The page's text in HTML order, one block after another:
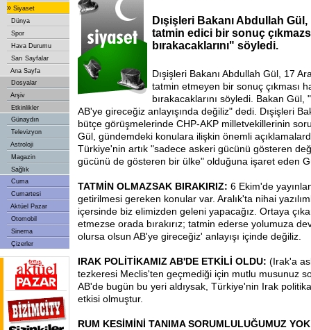
» Siyaset
Dünya
Spor
Hava Durumu
Sarı Sayfalar
Ana Sayfa
Dosyalar
Arşiv
Etkinlikler
Günaydın
Televizyon
Astroloji
Magazin
Sağlık
Cuma
Cumartesi
Aktüel Pazar
Otomobil
Sinema
Çizerler
Dışişleri Bakanı Abdullah
tatmin edici bir sonuç
bırakacaklarını" söyledi.
Dışişleri Bakanı Abdullah Gül, 17
tatmin etmeyen bir sonuç çıkması
bırakacaklarını söyledi. Bakan
AB'ye gireceğiz anlayışında değiliz" dedi. Dışişleri
bütçe görüşmelerinde CHP-AKP milletvekillerinin
Gül, gündemdeki konulara ilişkin önemli
Türkiye'nin artık "sadece askeri gücünü gösteren
gücünü de gösteren bir ülke" olduğuna işaret eden
TATMİN OLMAZSAK BIRAKIRIZ: 6 Ekim'de
getirilmesi gereken konular var. Aralık'ta nihai
içersinde biz elimizden geleni yapacağız. Ortaya
etmezse orada bırakırız; tatmin ederse yolumuza
olursa olsun AB'ye gireceğiz' anlayışı içinde değiliz.
IRAK POLİTİKAMIZ AB'DE ETKİLİ OLDU: (Irak'a
tezkeresi Meclis'ten geçmediği için mutlu musunuz
AB'de bugün bu yeri aldıysak, Türkiye'nin Irak
etkisi olmuştur.
RUM KESİMİNİ TANIMA SORUMLULUĞUMUZ